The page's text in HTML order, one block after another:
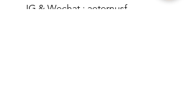
IG & Wechat : aeternusf